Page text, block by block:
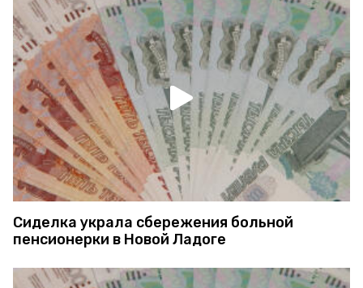
Сиделка украла сбережения больной
пенсионерки в Новой Ладоге